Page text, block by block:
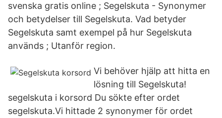
svenska gratis online ; Segelskuta - Synonymer
och betydelser till Segelskuta. Vad betyder
Segelskuta samt exempel på hur Segelskuta
används ; Utanför region.
Vi behöver hjälp att hitta en
lösning till Segelskuta!
segelskuta i korsord Du sökte efter ordet
segelskuta.Vi hittade 2 synonymer för ordet